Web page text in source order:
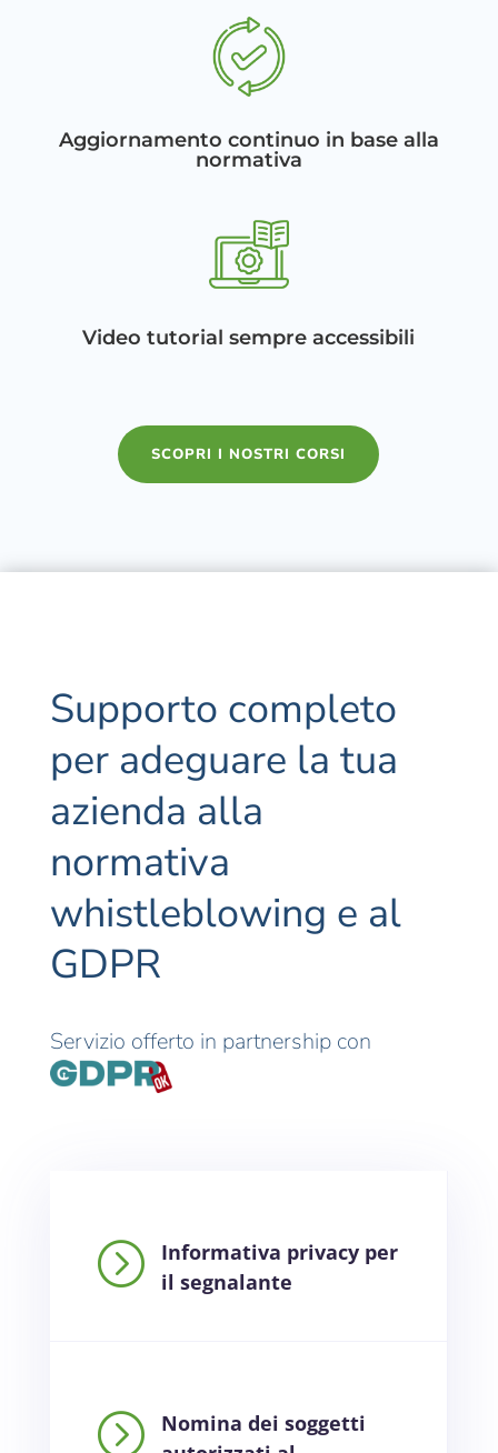
Aggiornamento continuo in base alla
normativa
Video tutorial sempre accessibili
SCOPRI I NOSTRI CORSI
Supporto completo
per adeguare la tua
azienda alla
normativa
whistleblowing e al
GDPR
Servizio offerto in partnership con
=
Informativa privacy per
il segnalante
=
Nomina dei soggetti